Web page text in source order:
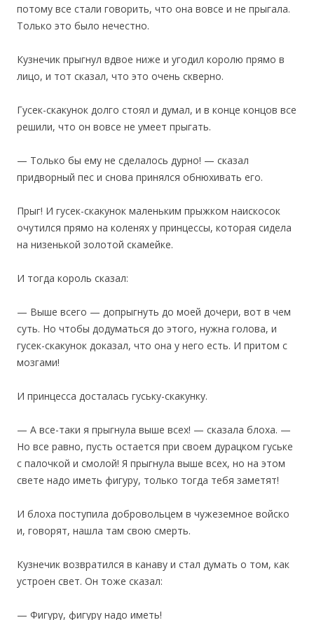
потому все стали говорить, что она вовсе и не прыгала.
Только это было нечестно.
Кузнечик прыгнул вдвое ниже и угодил королю прямо в
лицо, и тот сказал, что это очень скверно.
Гусек-скакунок долго стоял и думал, и в конце концов все
решили, что он вовсе не умеет прыгать.
— Только бы ему не сделалось дурно! — сказал
придворный пес и снова принялся обнюхивать его.
Прыг! И гусек-скакунок маленьким прыжком наискосок
очутился прямо на коленях у принцессы, которая сидела
на низенькой золотой скамейке.
И тогда король сказал:
— Выше всего — допрыгнуть до моей дочери, вот в чем
суть. Но чтобы додуматься до этого, нужна голова, и
гусек-скакунок доказал, что она у него есть. И притом с
мозгами!
И принцесса досталась гуську-скакунку.
— А все-таки я прыгнула выше всех! — сказала блоха. —
Но все равно, пусть остается при своем дурацком гуське
с палочкой и смолой! Я прыгнула выше всех, но на этом
свете надо иметь фигуру, только тогда тебя заметят!
И блоха поступила добровольцем в чужеземное войско
и, говорят, нашла там свою смерть.
Кузнечик возвратился в канаву и стал думать о том, как
устроен свет. Он тоже сказал:
— Фигуру, фигуру надо иметь!